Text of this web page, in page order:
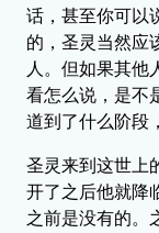
话，甚至你可以
的，圣灵当然应
人。但如果其他
看怎么说，是不
道到了什么阶段
圣灵来到这世上
开了之后他就降
之前是没有的。